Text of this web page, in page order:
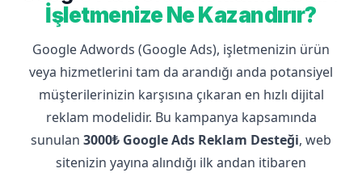
İşletmenize Ne Kazandırır?
Google Adwords (Google Ads), işletmenizin ürün
veya hizmetlerini tam da arandığı anda potansiyel
müşterilerinizin karşısına çıkaran en hızlı dijital
reklam modelidir. Bu kampanya kapsamında
sunulan 3000₺ Google Ads Reklam Desteği, web
sitenizin yayına alındığı ilk andan itibaren